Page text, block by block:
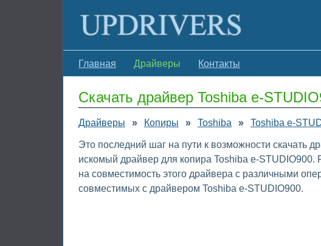
Главная Драйверы Контакты
Скачать драйвер Toshiba e-
Драйверы » Копиры » Toshiba » Toshiba e-
Это последний шаг на пути к возможности скачать
искомый драйвер для копира Toshiba e-STUDIO900.
на совместимость этого драйвера с различными
совместимых с драйвером Toshiba e-STUDIO900.